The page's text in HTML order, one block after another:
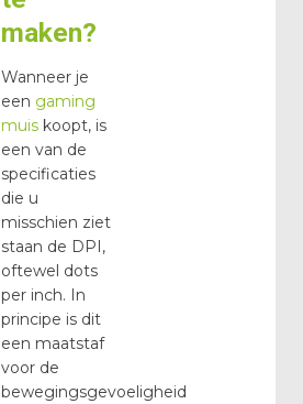
maken?
Wanneer je
een gaming
muis koopt, is
een van de
specificaties
die u
misschien ziet
staan de DPI,
oftewel dots
per inch. In
principe is dit
een maatstaf
voor de
bewegingsgevoeligheid